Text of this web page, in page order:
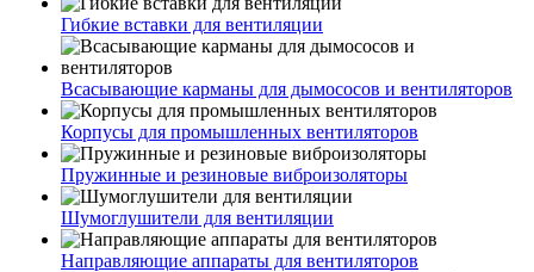
Гибкие вставки для вентиляции
Всасывающие карманы для дымососов и вентиляторов
Корпусы для промышленных вентиляторов
Пружинные и резиновые виброизоляторы
Шумоглушители для вентиляции
Направляющие аппараты для вентиляторов